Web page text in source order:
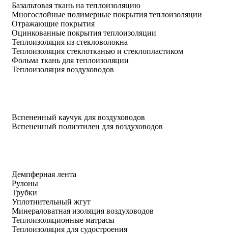
Базальтовая ткань на теплоизоляцию
Многослойные полимерные покрытия теплоизоляции
Отражающие покрытия
Оцинкованные покрытия теплоизоляции
Теплоизоляция из стекловолокна
Теплоизоляция стеклотканью и стеклопластиком
Фольма ткань для теплоизоляции
Теплоизоляция воздуховодов
Вспененный каучук для воздуховодов
Вспененный полиэтилен для воздуховодов
Демпферная лента
Рулоны
Трубки
Уплотнительный жгут
Минераловатная изоляция воздуховодов
Теплоизоляционные матрасы
Теплоизоляция для судостроения